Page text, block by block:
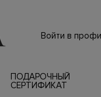
Войти в
ПОДАРОЧНЫЙ
СЕРТИФИКАТ